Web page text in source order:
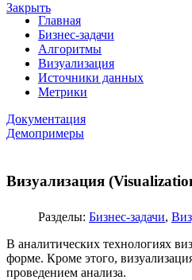
Закрыть
Главная
Бизнес-задачи
Алгоритмы
Визуализация
Источники данных
Метрики
Документация
Демопримеры
Визуализация
Разделы: Бизнес-задачи,
В аналитических технологиях
форме. Кроме этого,
проведением анализа.